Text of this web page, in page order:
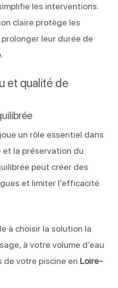
les interventions.
claire protège les
leur durée de
.
et qualité de
un rôle essentiel dans
la préservation du
peut créer des
et limiter l’efficacité
à choisir la solution la
à votre volume d’eau
votre piscine en Loire-